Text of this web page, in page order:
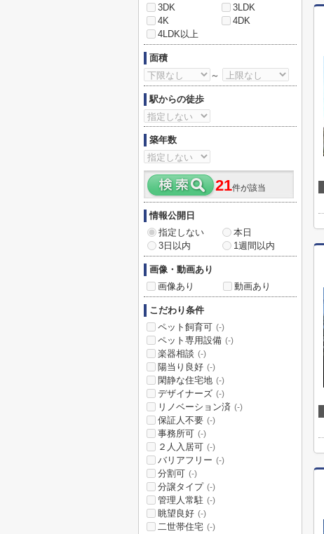
3DK
3LDK
4K
4DK
4LDK以上
面積
～
駅からの徒歩
築年数
21件が該当
情報公開日
指定しない
本日
3日以内
1週間以内
画像・動画あり
画像あり
動画あり
こだわり条件
ペット飼育可 (-)
ペット専用設備 (-)
楽器相談 (-)
陽当り良好 (-)
閑静な住宅地 (-)
デザイナーズ (-)
リノベーション済 (-)
保証人不要 (-)
事務所可 (-)
２人入居可 (-)
バリアフリー (-)
分割可 (-)
分譲タイプ (-)
管理人常駐 (-)
眺望良好 (-)
二世帯住宅 (-)